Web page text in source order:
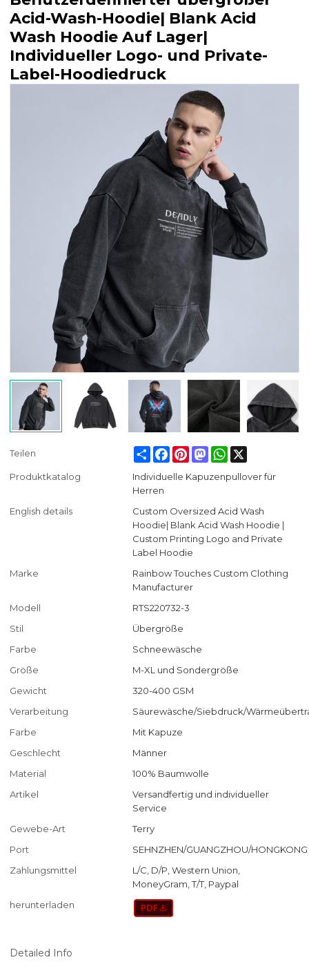
Acid-Wash-Hoodie| Blank Acid
Wash Hoodie Auf Lager|
Individueller Logo- und Private-
Label-Hoodiedruck
Teilen ShareFacebook
PinterestMastodonWhatsApp
Produktkatalog
Individuelle Kapuzenpullover für
Herren
English details
Custom Oversized Acid Wash
Hoodie| Blank Acid Wash Hoodie |
Custom Printing Logo and Private
Label Hoodie
Marke
Rainbow Touches Custom Clothing
Manufacturer
Modell
RTS220732-3
Stil
Übergröße
Farbe
Schneewäsche
Größe
M-XL und Sondergröße
Gewicht
320-400 GSM
Verarbeitung
Säurewäsche/Siebdruck/
Farbe
Mit Kapuze
Geschlecht
Männer
Material
100% Baumwolle
Artikel
Versandfertig und individueller
Service
Gewebe-Art
Terry
Port
SEHNZHEN/GUANGZHOU/HONGKONG
Zahlungsmittel
L/C, D/P, Western Union,
MoneyGram, T/T, Paypal
herunterladen
Detailed Info